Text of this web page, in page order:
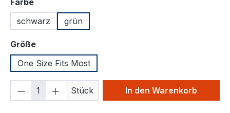
Farbe
schwarz
grün
Größeauswählen
One Size Fits Most
Produkt Anzahl: Gib den
Stück In den Warenkorb